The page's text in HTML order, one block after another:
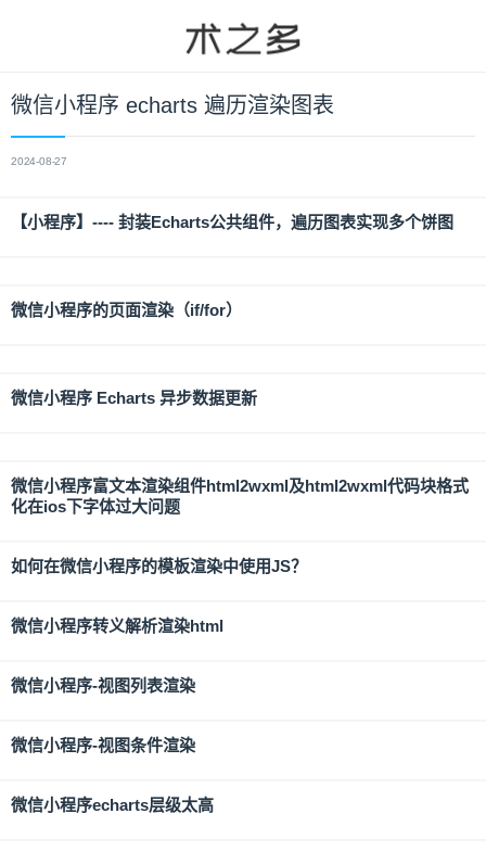
微信小程序 echarts 遍历渲染图表
2024-08-27
【小程序】---- 封装Echarts公共组件，遍历图表实现多个饼图
微信小程序的页面渲染（if/for）
微信小程序 Echarts 异步数据更新
微信小程序富文本渲染组件html2wxml及html2wxml代码块格式
化在ios下字体过大问题
如何在微信小程序的模板渲染中使用JS？
微信小程序转义解析渲染html
微信小程序-视图列表渲染
微信小程序-视图条件渲染
微信小程序echarts层级太高